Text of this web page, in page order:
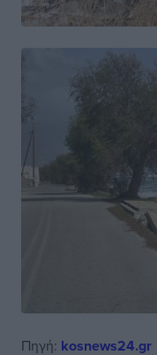
Πηγή: kosnews24.gr